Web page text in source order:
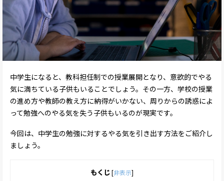
中学生になると、教科担任制での授業展開となり、意欲的でやる
気に満ちている子供もいることでしょう。その一方、学校の授業
の進め方や教師の教え方に納得がいかない、周りからの誘惑によ
って勉強へのやる気を失う子供もいるのが現実です。
今回は、中学生の勉強に対するやる気を引き出す方法をご紹介し
ましょう。
もくじ[非表示]